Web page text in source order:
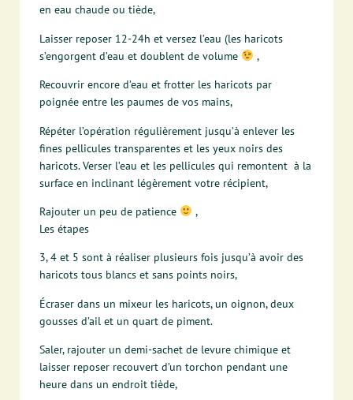
en eau chaude ou tiède,
Laisser reposer 12-24h et versez l’eau (les haricots
s’engorgent d’eau et doublent de volume
,
Recouvrir encore d’eau et frotter les haricots par
poignée entre les paumes de vos mains,
Répéter l’opération régulièrement jusqu’à enlever les
fines pellicules transparentes et les yeux noirs des
haricots. Verser l’eau et les pellicules qui remontent à la
surface en inclinant légèrement votre récipient,
Rajouter un peu de patience
,
Les étapes
3, 4 et 5 sont à réaliser plusieurs fois jusqu’à avoir des
haricots tous blancs et sans points noirs,
Écraser dans un mixeur les haricots, un oignon, deux
gousses d’ail et un quart de piment.
Saler, rajouter un demi-sachet de levure chimique et
laisser reposer recouvert d’un torchon pendant une
heure dans un endroit tiède,